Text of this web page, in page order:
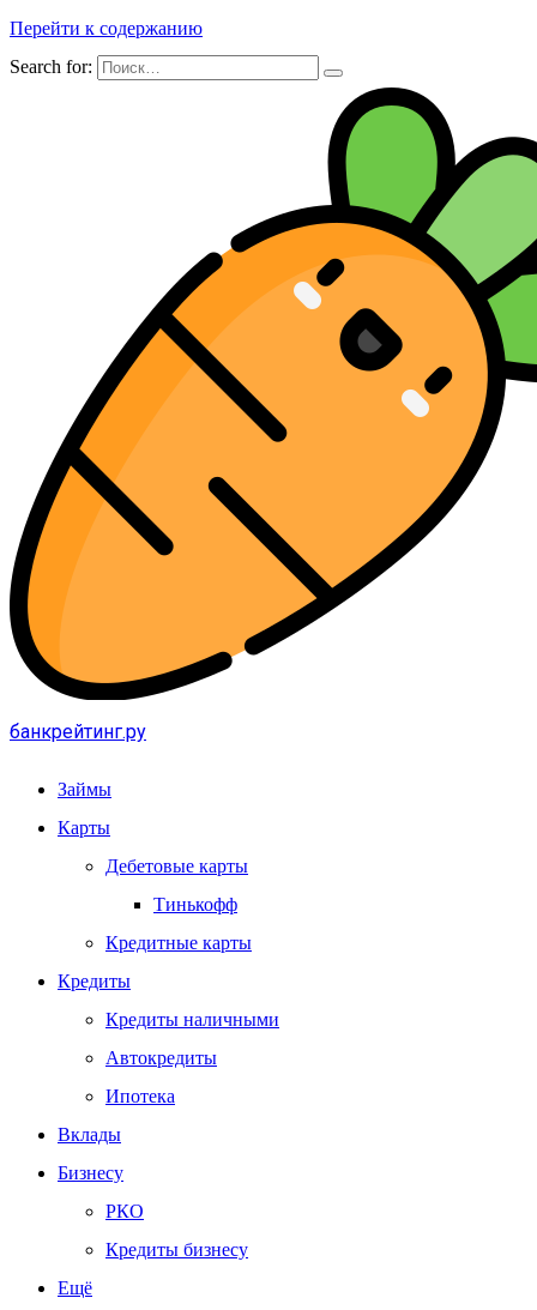
Перейти к содержанию
Search for:
банкрейтинг.ру
Займы
Карты
Дебетовые карты
Тинькофф
Кредитные карты
Кредиты
Кредиты наличными
Автокредиты
Ипотека
Вклады
Бизнесу
РКО
Кредиты бизнесу
Ещё